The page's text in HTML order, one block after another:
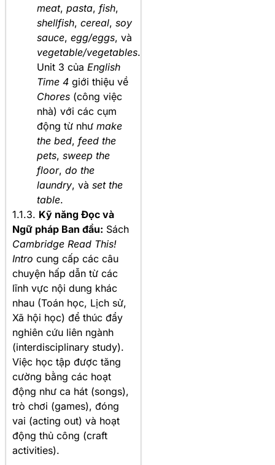
meat, pasta, fish,
shellfish, cereal, soy
sauce, egg/eggs, và
vegetable/vegetables.
Unit 3 của English
Time 4 giới thiệu về
Chores (công việc
nhà) với các cụm
động từ như make
the bed, feed the
pets, sweep the
floor, do the
laundry, và set the
table.
1.1.3. Kỹ năng Đọc và
Ngữ pháp Ban đầu: Sách
Cambridge Read This!
Intro cung cấp các câu
chuyện hấp dẫn từ các
lĩnh vực nội dung khác
nhau (Toán học, Lịch sử,
Xã hội học) để thúc đẩy
nghiên cứu liên ngành
(interdisciplinary study).
Việc học tập được tăng
cường bằng các hoạt
động như ca hát (songs),
trò chơi (games), đóng
vai (acting out) và hoạt
động thủ công (craft
activities).